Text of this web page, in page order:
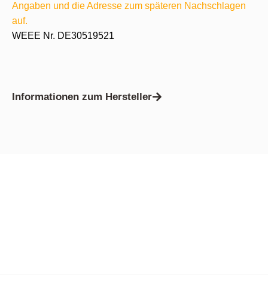
Angaben und die Adresse zum späteren Nachschlagen
auf.
WEEE Nr. DE30519521
Informationen zum Hersteller